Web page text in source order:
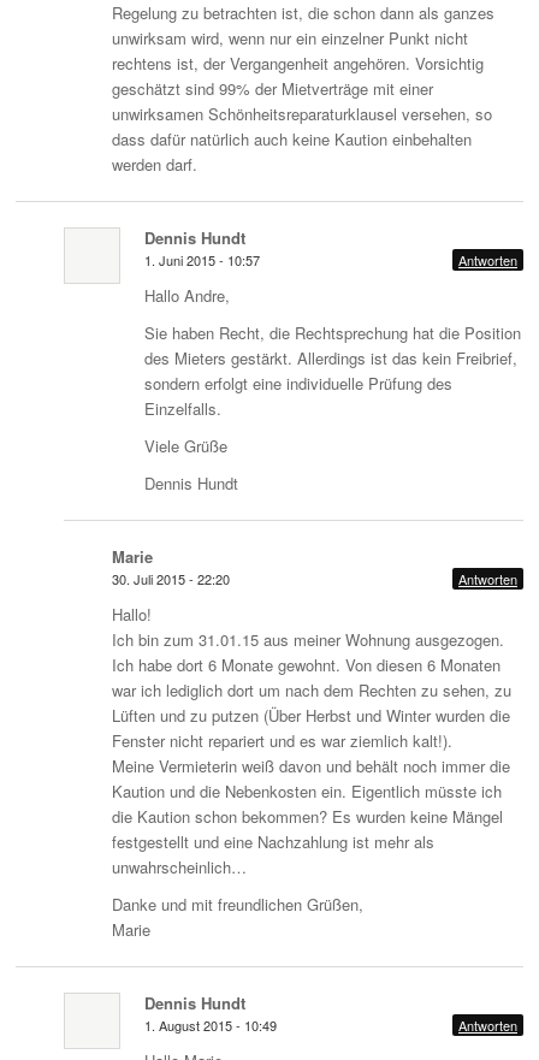
Regelung zu betrachten ist, die schon dann als ganzes
unwirksam wird, wenn nur ein einzelner Punkt nicht
rechtens ist, der Vergangenheit angehören. Vorsichtig
geschätzt sind 99% der Mietverträge mit einer
unwirksamen Schönheitsreparaturklausel versehen, so
dass dafür natürlich auch keine Kaution einbehalten
werden darf.
Dennis Hundt
1. Juni 2015 - 10:57 Antworten
Hallo Andre,
Sie haben Recht, die Rechtsprechung hat die Position
des Mieters gestärkt. Allerdings ist das kein Freibrief,
sondern erfolgt eine individuelle Prüfung des
Einzelfalls.
Viele Grüße
Dennis Hundt
Marie
30. Juli 2015 - 22:20 Antworten
Hallo!
Ich bin zum 31.01.15 aus meiner Wohnung ausgezogen.
Ich habe dort 6 Monate gewohnt. Von diesen 6 Monaten
war ich lediglich dort um nach dem Rechten zu sehen, zu
Lüften und zu putzen (Über Herbst und Winter wurden die
Fenster nicht repariert und es war ziemlich kalt!).
Meine Vermieterin weiß davon und behält noch immer die
Kaution und die Nebenkosten ein. Eigentlich müsste ich
die Kaution schon bekommen? Es wurden keine Mängel
festgestellt und eine Nachzahlung ist mehr als
unwahrscheinlich…
Danke und mit freundlichen Grüßen,
Marie
Dennis Hundt
1. August 2015 - 10:49 Antworten